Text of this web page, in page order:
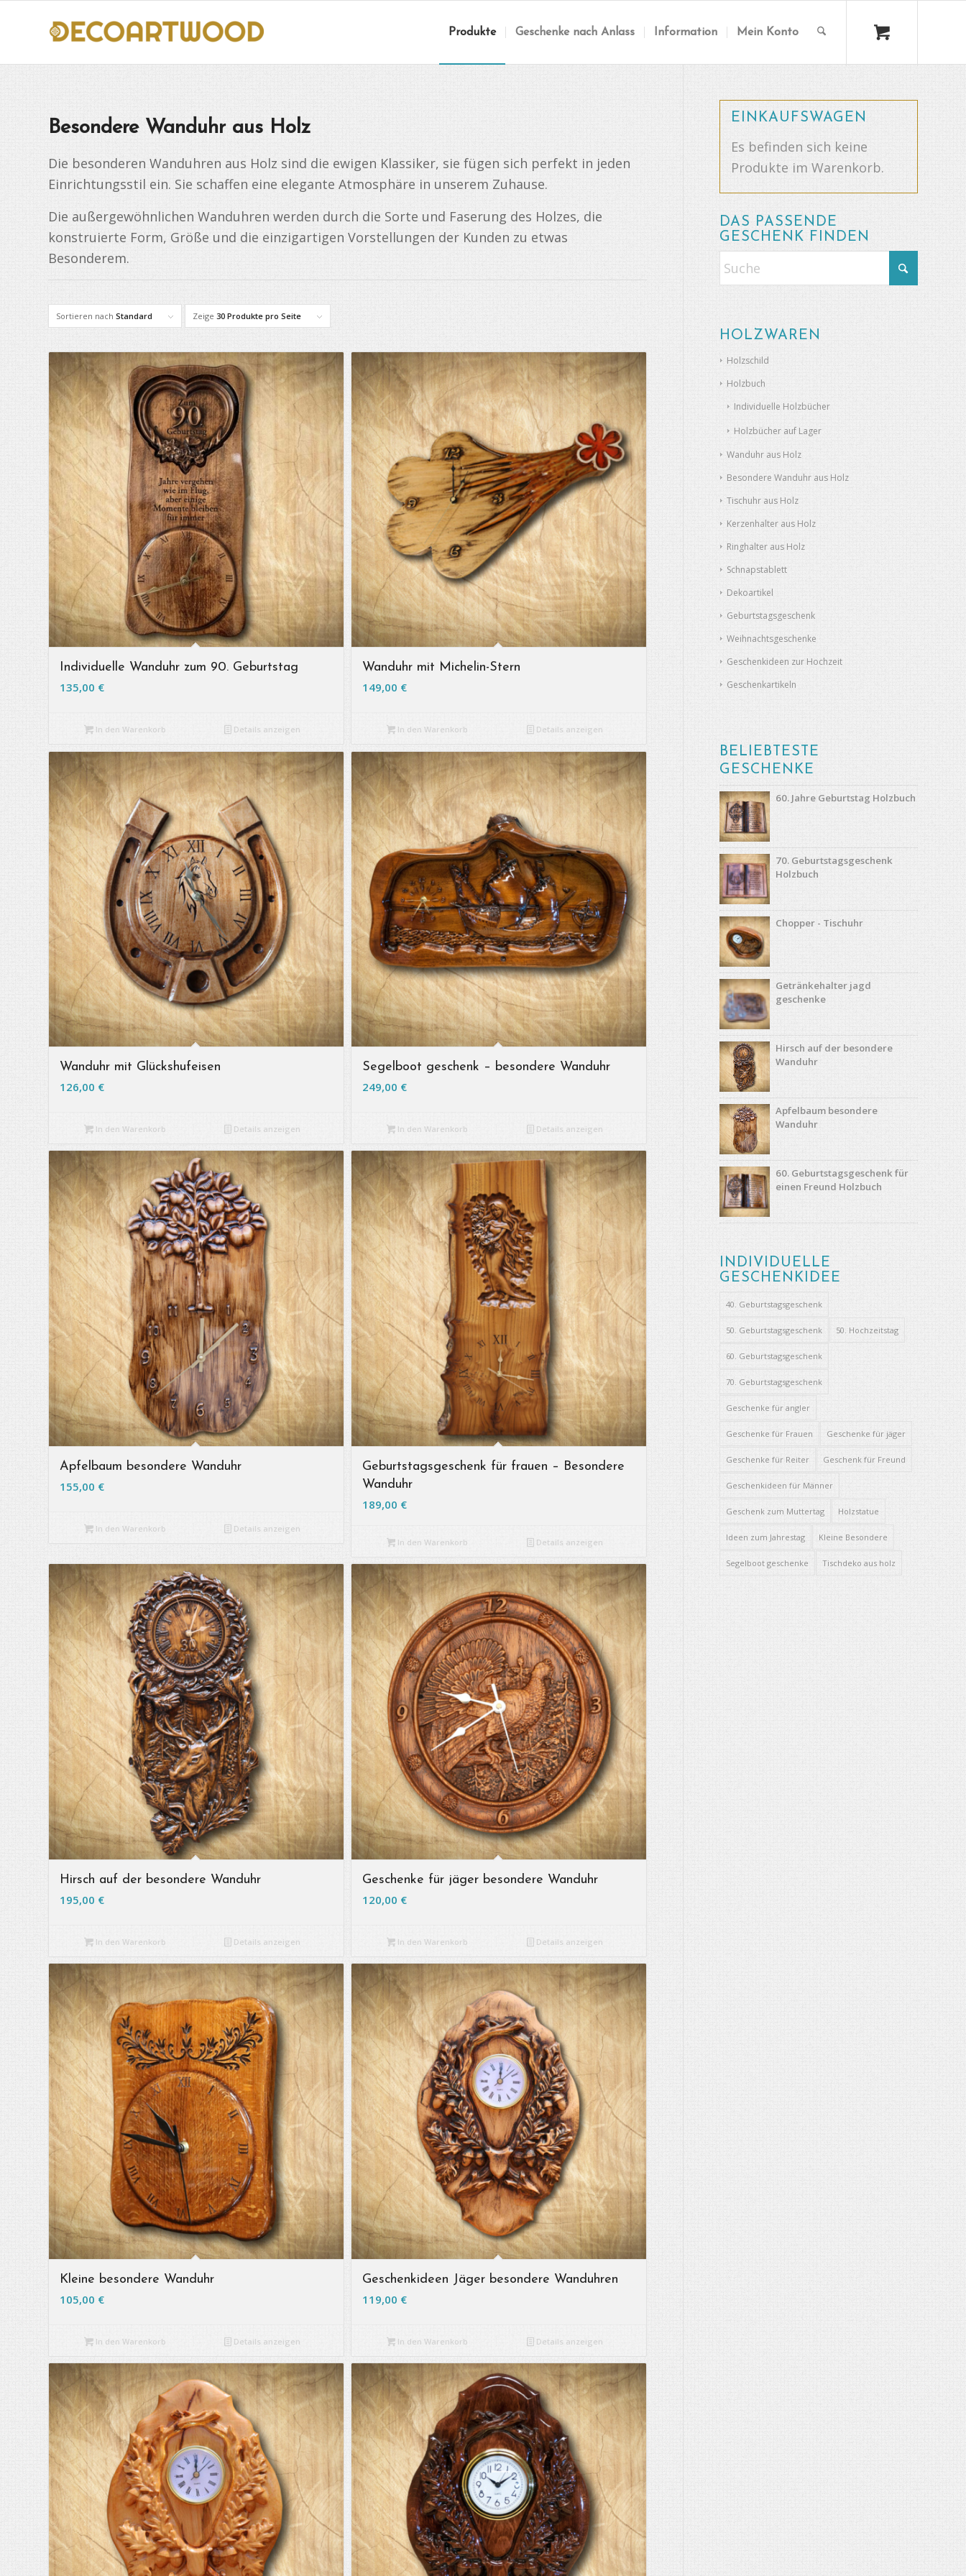
Produkte Geschenke nach Anlass Information Mein Konto
Besondere Wanduhr aus Holz
Die besonderen Wanduhren aus Holz sind die ewigen Klassiker, sie fügen sich perfekt in jeden
Einrichtungsstil ein. Sie schaffen eine elegante Atmosphäre in unserem Zuhause.
Die außergewöhnlichen Wanduhren werden durch die Sorte und Faserung des Holzes, die
konstruierte Form, Größe und die einzigartigen Vorstellungen der Kunden zu etwas
Besonderem.
Sortieren nach Standard Zeige 30 Produkte pro Seite
Individuelle Wanduhr zum 90. Geburtstag
135,00 €
In den Warenkorb Details anzeigen
Wanduhr mit Michelin-Stern
149,00 €
In den Warenkorb Details anzeigen
Wanduhr mit Glückshufeisen
126,00 €
In den Warenkorb Details anzeigen
Segelboot geschenk – besondere Wanduhr
249,00 €
In den Warenkorb Details anzeigen
Apfelbaum besondere Wanduhr
155,00 €
In den Warenkorb Details anzeigen
Geburtstagsgeschenk für frauen – Besondere
Wanduhr
189,00 €
In den Warenkorb Details anzeigen
Hirsch auf der besondere Wanduhr
195,00 €
In den Warenkorb Details anzeigen
Geschenke für jäger besondere Wanduhr
120,00 €
In den Warenkorb Details anzeigen
Kleine besondere Wanduhr
105,00 €
In den Warenkorb Details anzeigen
Geschenkideen Jäger besondere Wanduhren
119,00 €
In den Warenkorb Details anzeigen
EINKAUFSWAGEN
Es befinden sich keine
Produkte im Warenkorb.
DAS PASSENDE
GESCHENK FINDEN
HOLZWAREN
Holzschild
Holzbuch
Individuelle Holzbücher
Holzbücher auf Lager
Wanduhr aus Holz
Besondere Wanduhr aus Holz
Tischuhr aus Holz
Kerzenhalter aus Holz
Ringhalter aus Holz
Schnapstablett
Dekoartikel
Geburtstagsgeschenk
Weihnachtsgeschenke
Geschenkideen zur Hochzeit
Geschenkartikeln
BELIEBTESTE
GESCHENKE
60. Jahre Geburtstag Holzbuch
70. Geburtstagsgeschenk
Holzbuch
Chopper - Tischuhr
Getränkehalter jagd
geschenke
Hirsch auf der besondere
Wanduhr
Apfelbaum besondere
Wanduhr
60. Geburtstagsgeschenk für
einen Freund Holzbuch
INDIVIDUELLE
GESCHENKIDEE
40. Geburtstagsgeschenk
50. Geburtstagsgeschenk 50. Hochzeitstag
60. Geburtstagsgeschenk
70. Geburtstagsgeschenk
Geschenke für angler
Geschenke für Frauen Geschenke für jäger
Geschenke für Reiter Geschenk für Freund
Geschenkideen für Männer
Geschenk zum Muttertag Holzstatue
Ideen zum Jahrestag Kleine Besondere
Segelboot geschenke Tischdeko aus holz